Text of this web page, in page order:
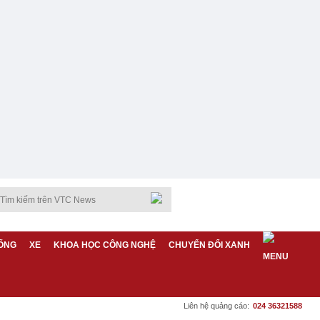
XE KHOA HỌC CÔNG NGHỆ CHUYỂN ĐỔI XANH
Liên hệ quảng cáo: 024 36321588